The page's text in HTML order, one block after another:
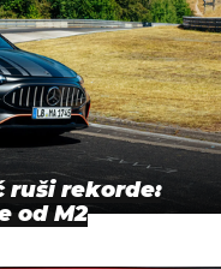
ruši rekorde:
od M2